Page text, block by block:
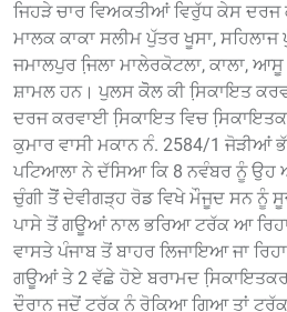
ਜਿਹੜੇ ਚਾਰ ਵਿਅਕਤੀਆਂ ਵਿਰੁੱਧ ਕੇਸ ਦਰਜ
ਮਾਲਕ ਕਾਕਾ ਸਲੀਮ ਪੁੱਤਰ ਖੂਸਾ, ਸਹਿਲਾਜ
ਜਮਾਲਪੁਰ ਜਿ਼ਲਾ ਮਾਲੇਰਕੋਟਲਾ, ਕਾਲਾ,
ਸ਼ਾਮਲ ਹਨ। ਪੁਲਸ ਕੋੋਲ ਕੀ ਸਿ਼ਕਾਇਤ
ਦਰਜ ਕਰਵਾਈ ਸਿ਼ਕਾਇਤ ਵਿਚ
ਕੁਮਾਰ ਵਾਸੀ ਮਕਾਨ ਨੰ. 2584/1 ਜੋੜੀਆਂ
ਪਟਿਆਲਾ ਨੇ ਦੱਸਿਆ ਕਿ 8 ਨਵੰਬਰ ਨੂੰ ਉਹ
ਚੁੰਗੀ ਤੋੋਂ ਦੇਵੀਗੜ੍ਹ ਰੋਡ ਵਿਖੇ ਮੌਜੂਦ ਸਨ ਨੂੰ
ਪਾਸੇ ਤੋਂ ਗਊਆਂ ਨਾਲ ਭਰਿਆ ਟਰੱਕ ਆ
ਵਾਸਤੇ ਪੰਜਾਬ ਤੋਂ ਬਾਹਰ ਲਿਜਾਇਆ ਜਾ
ਗਊਆਂ ਤੇ 2 ਵੱਛੇ ਹੋਏ ਬਰਾਮਦ
ਦੌਰਾਨ ਜਦੋਂ ਟਰੱਕ ਨੂੰ ਰੋਕਿਆ ਗਿਆ ਤਾਂ